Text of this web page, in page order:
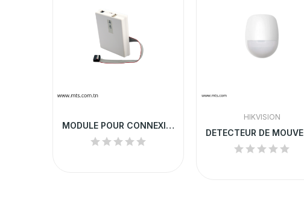
MODULE POUR CONNEXION AU PC VIA USB
HIKVISION